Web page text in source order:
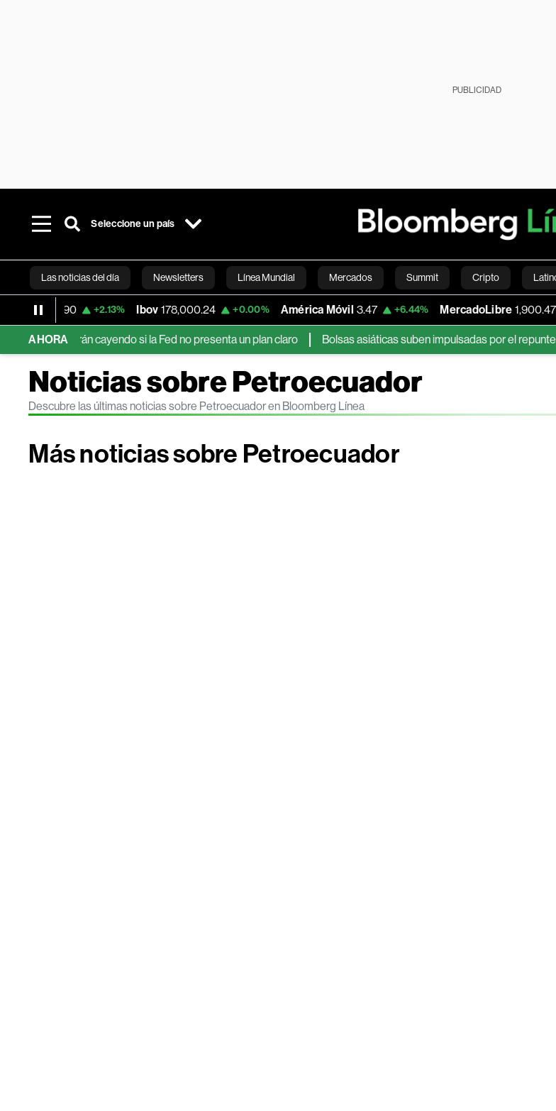
PUBLICIDAD
Seleccione un país
Las noticias del día Newsletters Línea Mundial Mercados Summit Cripto
Bloomberg Green Economía Estilo de vida
+2.13% Ibov 178,000.24 +0.00% América Móvil 3.47 +6.44% MercadoLibre 1,900.47 +1.11%
AHORA
cayendo si la Fed no presenta un plan claro Bolsas asiáticas suben impulsadas por el repunte de las
Noticias sobre Petroecuador
Descubre las últimas noticias sobre Petroecuador en Bloomberg Línea
Más noticias sobre Petroecuador